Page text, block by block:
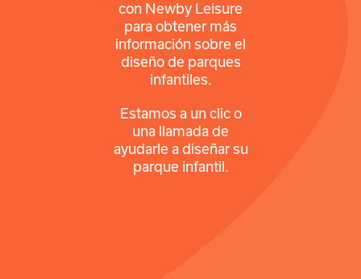
con Newby Leisure
para obtener más
información sobre el
diseño de parques
infantiles.
Estamos a un clic o
una llamada de
ayudarle a diseñar su
parque infantil.